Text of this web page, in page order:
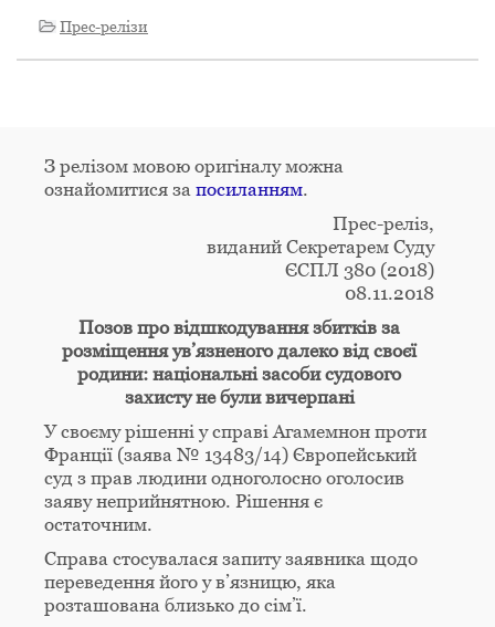
Прес-релізи
З релізом мовою оригіналу можна
ознайомитися за посиланням.
Прес-реліз,
виданий Секретарем Суду
ЄСПЛ 380 (2018)
08.11.2018
Позов про відшкодування збитків за
розміщення ув’язненого далеко від своєї
родини: національні засоби судового
захисту не були вичерпані
У своєму рішенні у справі Aгамемнон проти
Франції (заява № 13483/14) Європейський
суд з прав людини одноголосно оголосив
заяву неприйнятною. Рішення є
остаточним.
Справа стосувалася запиту заявника щодо
переведення його у в’язницю, яка
розташована близько до сім’ї.